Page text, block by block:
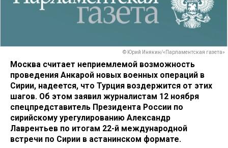
© Юрий Инякин/«Парламентская газета»
Москва считает неприемлемой возможность
проведения Анкарой новых военных операций в
Сирии, надеется, что Турция воздержится от этих
шагов. Об этом заявил журналистам 12 ноября
спецпредставитель Президента России по
сирийскому урегулированию Александр
Лаврентьев по итогам 22-й международной
встречи по Сирии в астанинском формате.